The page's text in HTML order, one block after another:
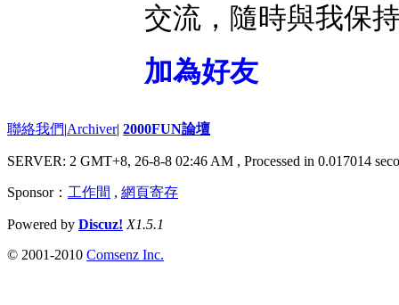
交流，隨時與我保
加為好友
聯絡我們|Archiver| 2000FUN論壇
SERVER: 2 GMT+8, 26-8-8 02:46 AM , Processed in 0.017014
Sponsor： 工作間 , 網頁寄存
Powered by Discuz! X1.5.1
© 2001-2010 Comsenz Inc.